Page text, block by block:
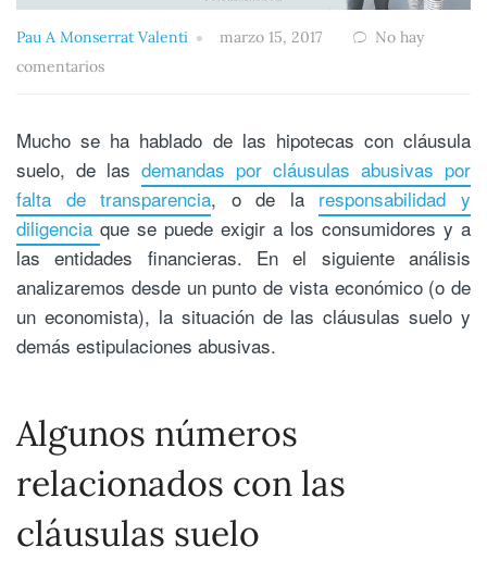
Pau A Monserrat Valenti marzo 15, 2017
No hay
comentarios
Mucho se ha hablado de las hipotecas con cláusula
suelo, de las demandas por cláusulas abusivas por
falta de transparencia, o de la responsabilidad y
diligencia que se puede exigir a los consumidores y a
las entidades financieras. En el siguiente análisis
analizaremos desde un punto de vista económico (o de
un economista), la situación de las cláusulas suelo y
demás estipulaciones abusivas.
Algunos números
relacionados con las
cláusulas suelo